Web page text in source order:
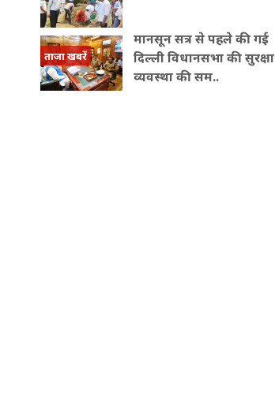
ताजा खबरें
मानसून सत्र से पहले की गई
दिल्ली विधानसभा की सुरक्षा
व्यवस्था की सम..